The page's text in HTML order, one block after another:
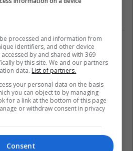
të akullta (Foto/Video)
1
processed and information from
identifiers, and other device
by and shared with 369
by this site. We and our partners
data. List of partners.
your personal data on the basis
you can object to by managing
for a link at the bottom of this page
or withdraw consent in privacy
Consent